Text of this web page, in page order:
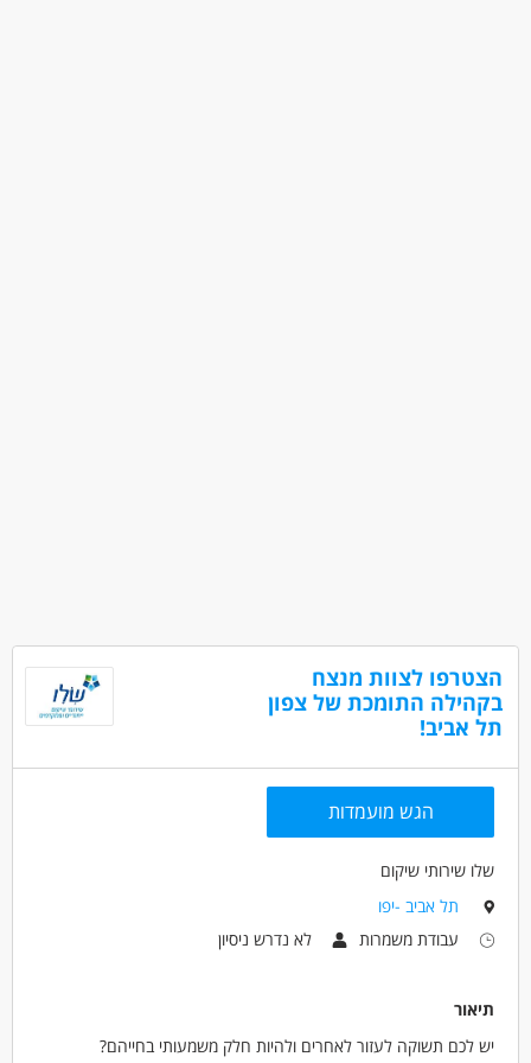
הצטרפו לצוות מנצח
בקהילה התומכת של צפון
תל אביב!
הגש מועמדות
שלו שירותי שיקום
תל אביב -יפו
עבודת משמרות
לא נדרש ניסיון
תיאור
יש לכם תשוקה לעזור לאחרים ולהיות חלק משמעותי בחייהם?